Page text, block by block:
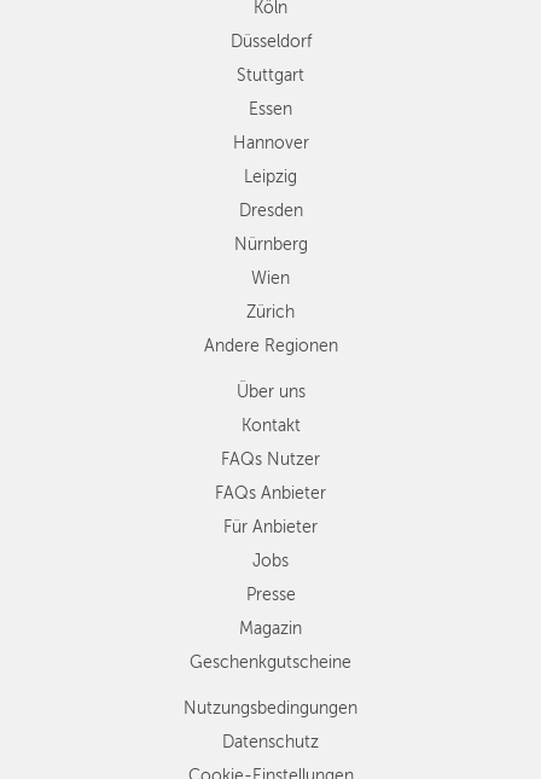
Nürnberg
Andere
Regionen
Köln
Düsseldorf
Stuttgart
Essen
Hannover
Leipzig
Dresden
Nürnberg
Wien
Zürich
Andere Regionen
Über uns
Kontakt
FAQs Nutzer
FAQs Anbieter
Für Anbieter
Jobs
Presse
Magazin
Geschenkgutscheine
Nutzungsbedingungen
Datenschutz